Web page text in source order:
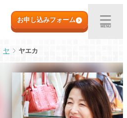
初めての方へ
出張買取
宅配買取
店頭買取
お申し込みフォーム
MENU
ヤ ヤエカ